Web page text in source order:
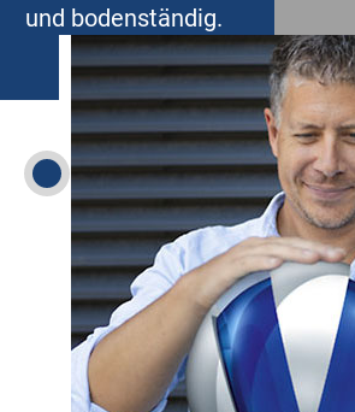
und bodenständig.